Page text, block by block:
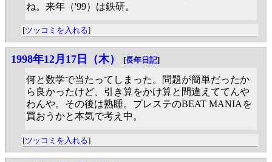
ね。来年（'99）は鉄研。
[ツッコミを入れる]
1998年12月17日（木） [長年日記]
何と数学で当たってしまった。問題が簡単だったか
ら良かったけど、引き算をかけ算と間違えててんや
わんや。その後は熟睡。プレステのBEAT MANIAを
買おうかと本気で考え中。
[ツッコミを入れる]